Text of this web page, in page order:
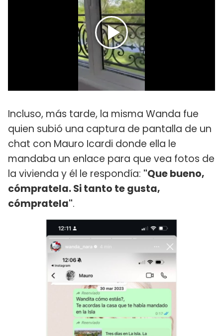
Incluso, más tarde, la misma Wanda fue
quien subió una captura de pantalla de un
chat con Mauro Icardi donde ella le
mandaba un enlace para que vea fotos de
la vivienda y él le respondía: "Que bueno,
cómpratela. Si tanto te gusta,
cómpratela".